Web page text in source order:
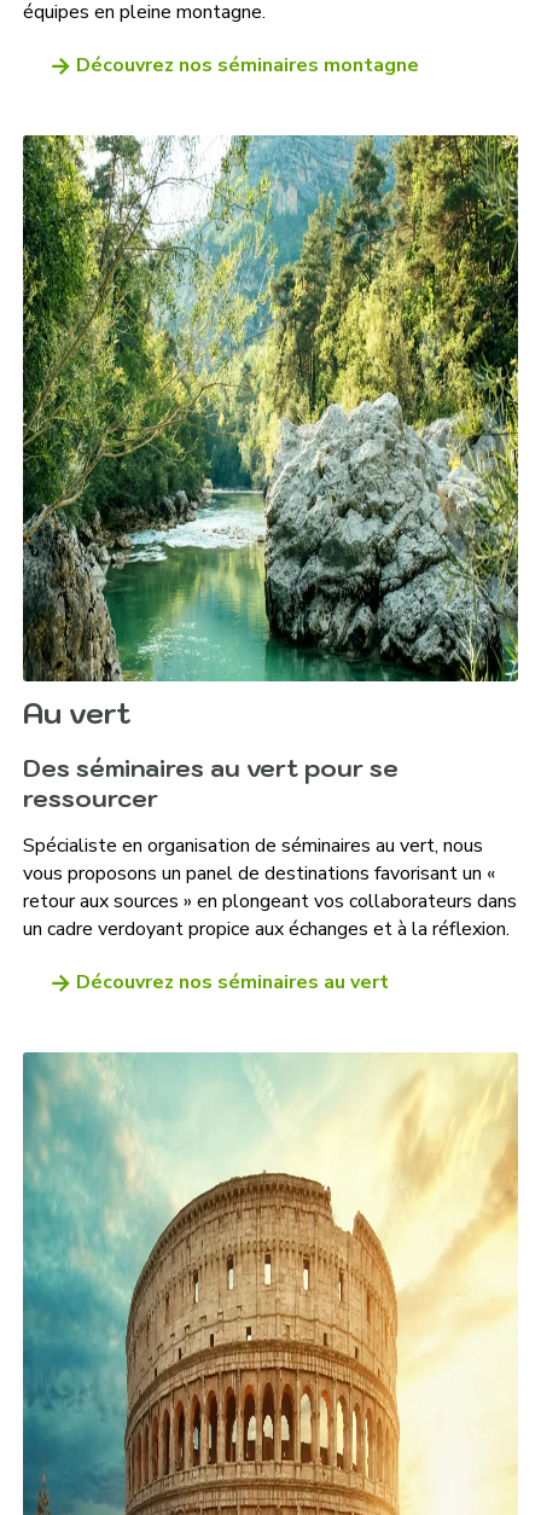
équipes en pleine montagne.
Découvrez nos séminaires montagne
Au vert
Des séminaires au vert pour se
ressourcer
Spécialiste en organisation de séminaires au vert, nous
vous proposons un panel de destinations favorisant un «
retour aux sources » en plongeant vos collaborateurs dans
un cadre verdoyant propice aux échanges et à la réflexion.
Découvrez nos séminaires au vert